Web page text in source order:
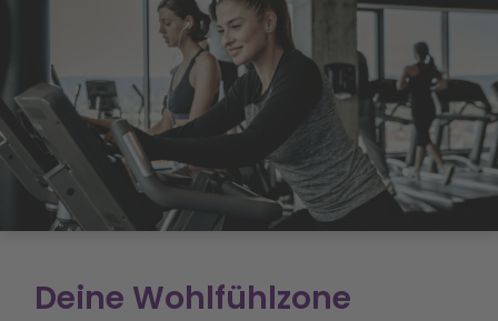
Deine Wohlfühlzone